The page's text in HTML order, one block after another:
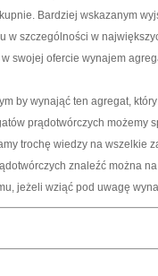
Bardziej wskazanym
szczególności w
swojej ofercie wynajem
by wynająć ten agregat,
prądotwórczych możemy
trochę wiedzy na wszelkie
znaleźć można
jeżeli wziąć pod uwagę